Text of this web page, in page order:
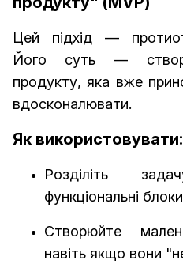
Цей підхід —
Його суть —
продукту, яка вже
вдосконалювати.
Як використовувати:
Розділіть
функціональні
Створюйте
навіть якщо вони